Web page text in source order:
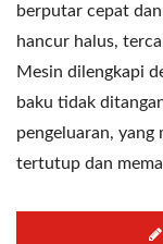
berputar cepat
hancur halus,
Mesin dilengkapi
baku tidak
pengeluaran, yang
tertutup dan